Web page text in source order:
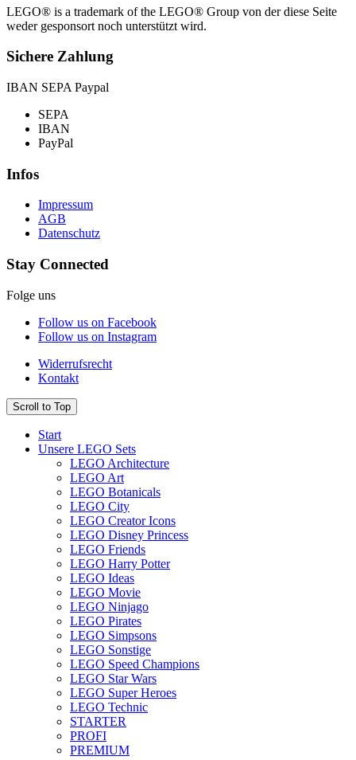
LEGO® is a trademark of the LEGO® Group von der diese Seite
weder gesponsort noch unterstützt wird.
Sichere Zahlung
IBAN SEPA Paypal
SEPA
IBAN
PayPal
Infos
Impressum
AGB
Datenschutz
Stay Connected
Folge uns
Follow us on Facebook
Follow us on Instagram
Widerrufsrecht
Kontakt
Scroll to Top
Start
Unsere LEGO Sets
LEGO Architecture
LEGO Art
LEGO Botanicals
LEGO City
LEGO Creator Icons
LEGO Disney Princess
LEGO Friends
LEGO Harry Potter
LEGO Ideas
LEGO Movie
LEGO Ninjago
LEGO Pirates
LEGO Simpsons
LEGO Sonstige
LEGO Speed Champions
LEGO Star Wars
LEGO Super Heroes
LEGO Technic
STARTER
PROFI
PREMIUM